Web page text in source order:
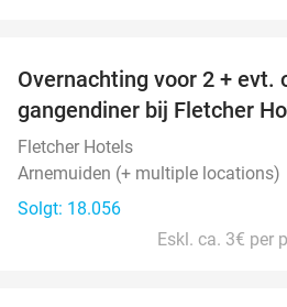
Overnachting voor 2 + evt.
gangendiner bij Fletcher
Fletcher Hotels
Arnemuiden (+ multiple locations)
Solgt: 18.056
Eskl. ca. 3€ per